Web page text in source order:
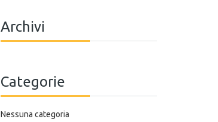
Archivi
Categorie
Nessuna categoria